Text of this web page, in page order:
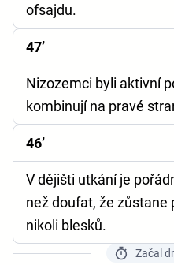
ofsajdu.
47’
Nizozemci byli aktivní
kombinují na pravé
46’
V dějišti utkání je
než doufat, že zůstane
nikoli blesků.
Začal